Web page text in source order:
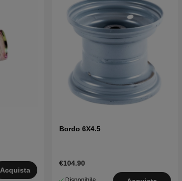
Acquista
Bordo 6X4.5
€104.90